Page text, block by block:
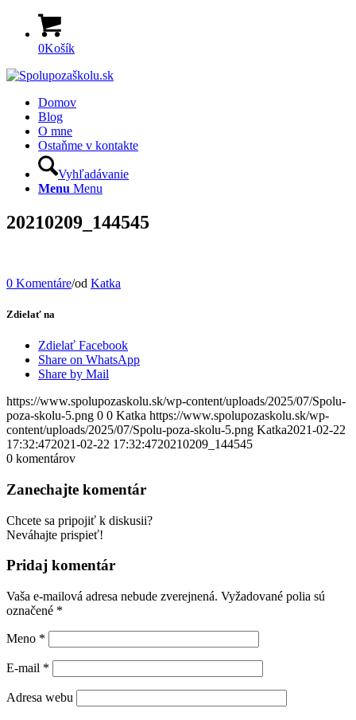
0Košík
Domov
Blog
O mne
Ostaňme v kontakte
Vyhľadávanie
Menu Menu
20210209_144545
0 Komentáre/od Katka
Zdielať na
Zdielať Facebook
Share on WhatsApp
Share by Mail
https://www.spolupozaskolu.sk/wp-content/uploads/2025/07/Spolu-
poza-skolu-5.png 0 0 Katka https://www.spolupozaskolu.sk/wp-
content/uploads/2025/07/Spolu-poza-skolu-5.png Katka2021-02-22
17:32:472021-02-22 17:32:4720210209_144545
0 komentárov
Zanechajte komentár
Chcete sa pripojiť k diskusii?
Neváhajte prispieť!
Pridaj komentár
Vaša e-mailová adresa nebude zverejnená. Vyžadované polia sú
označené *
Meno *
E-mail *
Adresa webu